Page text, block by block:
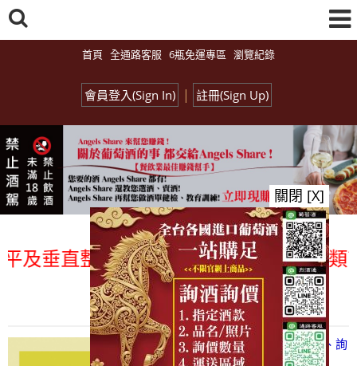
首頁 全通路客服 6瓶免運專區 瀏覽紀錄
會員登入(Sign In) | 註冊(Sign Up)
直整合、一次購足」各國進口酒類商
總覽-促銷&活動
all events
【凡酒問Angels Share】線上選酒、詢
(尋)酒、詢價、零售、批發，看這裡!
關閉 [X]